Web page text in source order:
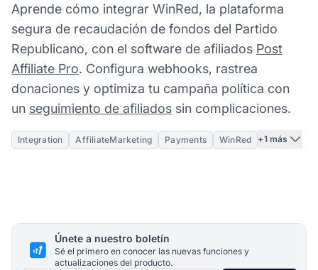
Aprende cómo integrar WinRed, la plataforma
segura de recaudación de fondos del Partido
Republicano, con el software de afiliados Post
Affiliate Pro. Configura webhooks, rastrea
donaciones y optimiza tu campaña política con
un seguimiento de afiliados sin complicaciones.
Integration AffiliateMarketing Payments WinRed +1 más
Únete a nuestro boletín
Sé el primero en conocer las nuevas funciones y
actualizaciones del producto.